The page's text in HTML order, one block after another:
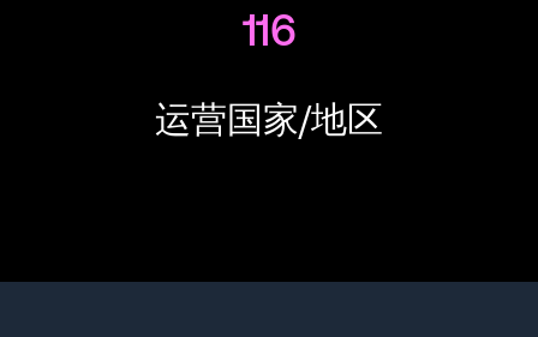
116
运营国家/地区